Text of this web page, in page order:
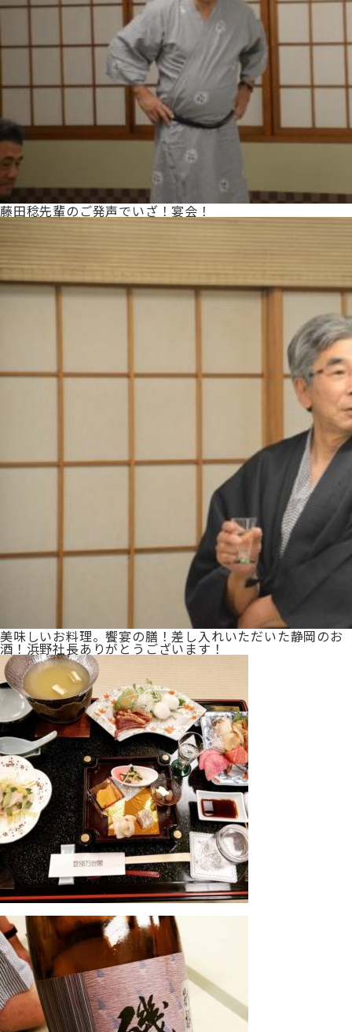
藤田稔先輩のご発声でいざ！宴会！
美味しいお料理。饗宴の膳！差し入れいただいた静岡のお
酒！浜野社長ありがとうございます！